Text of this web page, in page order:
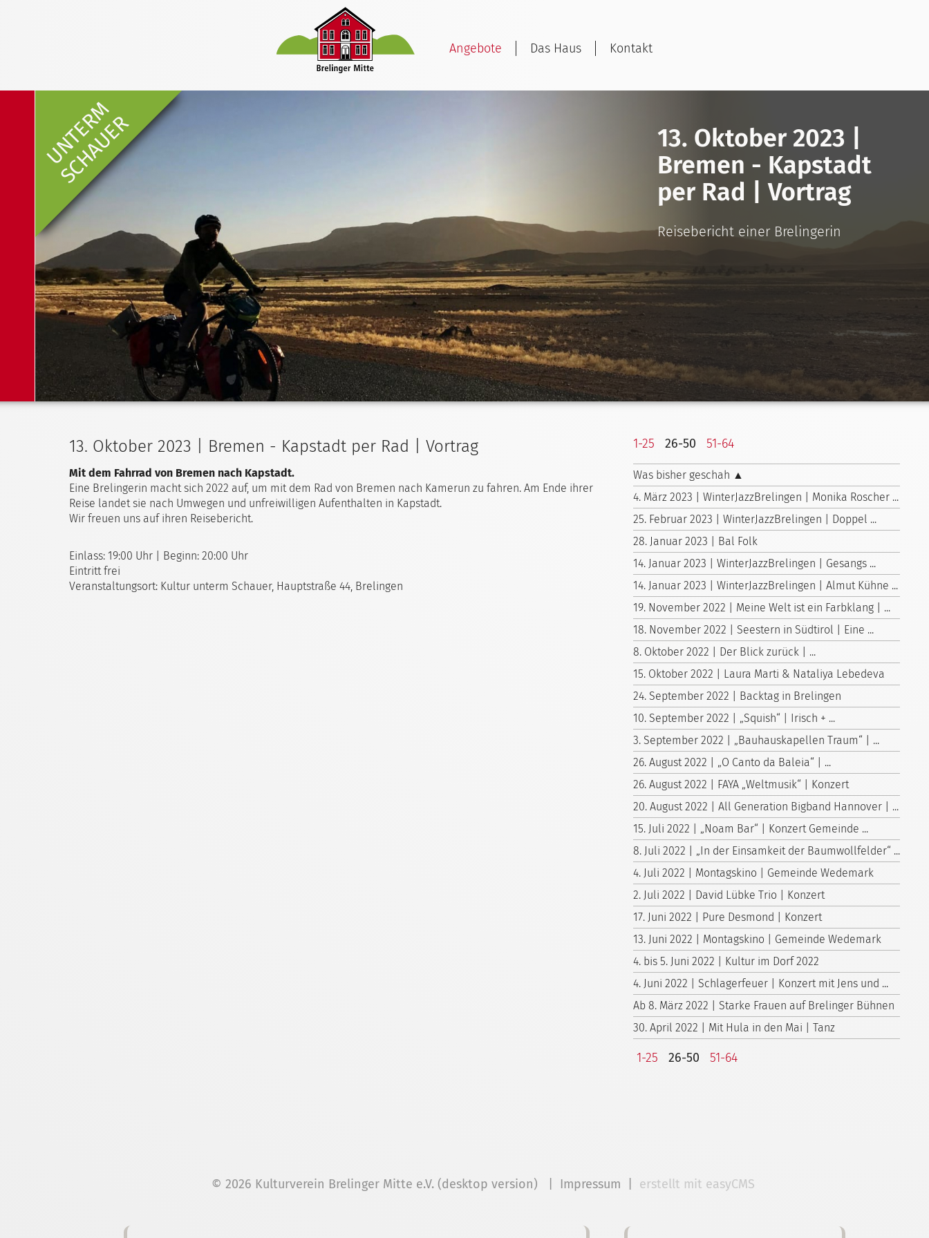
Angebote Das Haus Kontakt
UNTERM
SCHAUER
13. Oktober 2023 |
Bremen - Kapstadt
per Rad | Vortrag
Reisebericht einer Brelingerin
1-25 26-50 51-64
Was bisher geschah ▲
4. März 2023 | WinterJazzBrelingen | Monika Roscher ...
25. Februar 2023 | WinterJazzBrelingen | Doppel ...
28. Januar 2023 | Bal Folk
14. Januar 2023 | WinterJazzBrelingen | Gesangs ...
14. Januar 2023 | WinterJazzBrelingen | Almut Kühne ...
19. November 2022 | Meine Welt ist ein Farbklang | ...
18. November 2022 | Seestern in Südtirol | Eine ...
8. Oktober 2022 | Der Blick zurück | ...
15. Oktober 2022 | Laura Marti & Nataliya Lebedeva
24. September 2022 | Backtag in Brelingen
10. September 2022 | „Squish“ | Irisch + ...
3. September 2022 | „Bauhauskapellen Traum“ | ...
26. August 2022 | „O Canto da Baleia“ | ...
26. August 2022 | FAYA „Weltmusik“ | Konzert
20. August 2022 | All Generation Bigband Hannover | ...
15. Juli 2022 | „Noam Bar“ | Konzert Gemeinde ...
8. Juli 2022 | „In der Einsamkeit der Baumwollfelder“ ...
4. Juli 2022 | Montagskino | Gemeinde Wedemark
2. Juli 2022 | David Lübke Trio | Konzert
17. Juni 2022 | Pure Desmond | Konzert
13. Juni 2022 | Montagskino | Gemeinde Wedemark
4. bis 5. Juni 2022 | Kultur im Dorf 2022
4. Juni 2022 | Schlagerfeuer | Konzert mit Jens und ...
Ab 8. März 2022 | Starke Frauen auf Brelinger Bühnen
30. April 2022 | Mit Hula in den Mai | Tanz
1-25 26-50 51-64
13. Oktober 2023 | Bremen - Kapstadt per Rad | Vortrag
Mit dem Fahrrad von Bremen nach Kapstadt.
Eine Brelingerin macht sich 2022 auf, um mit dem Rad von Bremen nach Kamerun zu fahren. Am Ende ihrer
Reise landet sie nach Umwegen und unfreiwilligen Aufenthalten in Kapstadt.
Wir freuen uns auf ihren Reisebericht.
Einlass: 19:00 Uhr | Beginn: 20:00 Uhr
Eintritt frei
Veranstaltungsort: Kultur unterm Schauer, Hauptstraße 44, Brelingen
© 2026 Kulturverein Brelinger Mitte e.V. (desktop version) | Impressum erstellt mit easyCMS